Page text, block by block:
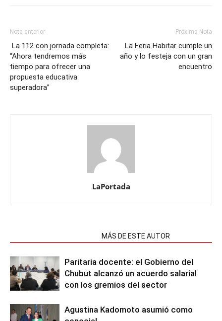
Nota anterior
La 112 con jornada completa:
“Ahora tendremos más
tiempo para ofrecer una
propuesta educativa
superadora”
Próxima Nota
La Feria Habitar cumple un
año y lo festeja con un gran
encuentro
LaPortada
MÁS DE ESTE AUTOR
Paritaria docente: el Gobierno del
Chubut alcanzó un acuerdo salarial
con los gremios del sector
Agustina Kadomoto asumió como